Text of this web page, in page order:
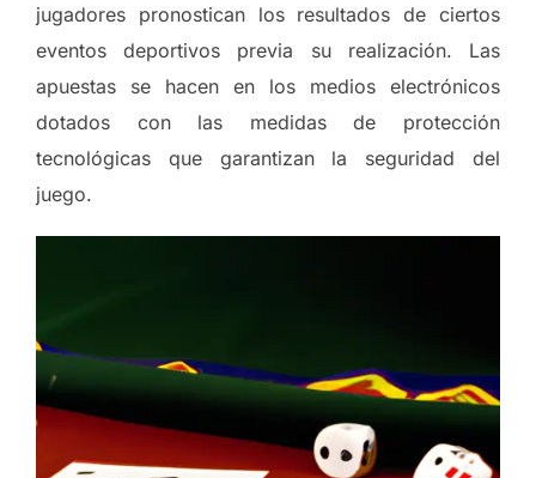
jugadores pronostican los resultados de ciertos
eventos deportivos previa su realización. Las
apuestas se hacen en los medios electrónicos
dotados con las medidas de protección
tecnológicas que garantizan la seguridad del
juego.